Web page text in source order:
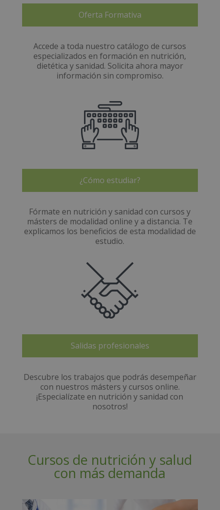
Oferta Formativa
Accede a toda nuestro catálogo de cursos
especializados en formación en nutrición,
dietética y sanidad. Solicita ahora mayor
información sin compromiso.
¿Cómo estudiar?
Fórmate en nutrición y sanidad con cursos y
másters de modalidad online y a distancia. Te
explicamos los beneficios de esta modalidad de
estudio.
Salidas profesionales
Descubre los trabajos que podrás desempeñar
con nuestros másters y cursos online.
¡Especialízate en nutrición y sanidad con
nosotros!
Cursos de nutrición y salud
con más demanda